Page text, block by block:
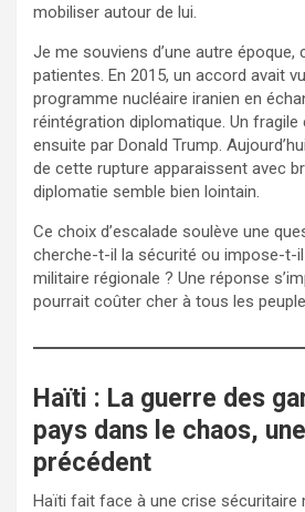
mobiliser autour de lui.
Je me souviens d’une autre époque,
patientes. En 2015, un accord avait
programme nucléaire iranien en
réintégration diplomatique. Un fragile
ensuite par Donald Trump.
de cette rupture apparaissent avec
diplomatie semble bien lointain.
Ce choix d’escalade soulève une
cherche-t-il la sécurité ou impose-t-
militaire régionale ? Une réponse
pourrait coûter cher à tous les
Haïti : La guerre des
pays dans le chaos,
précédent
Haïti fait face à une crise sécuritaire